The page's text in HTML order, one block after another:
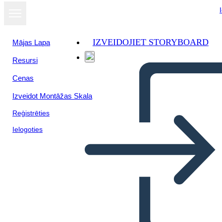
Mājas Lapa
Resursi
Cenas
Izveidot Montāžas Skala
Reģistrēties
Ielogoties
IZVEIDOJIET STORYBOARD